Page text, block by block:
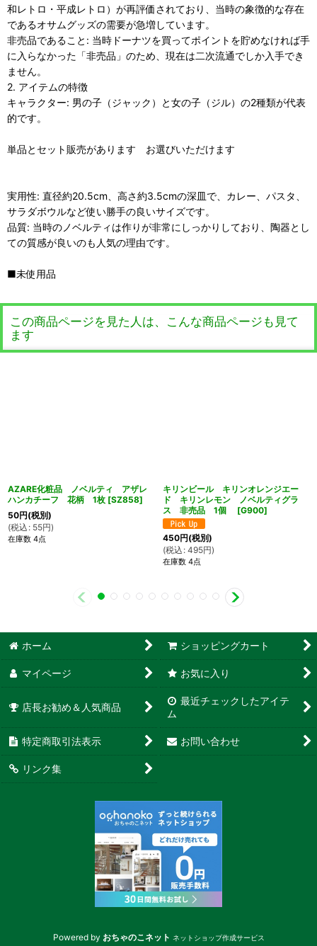
和レトロ・平成レトロ）が再評価されており、当時の象徴的な存在
であるオサムグッズの需要が急増しています。
非売品であること: 当時ドーナツを買ってポイントを貯めなければ手
に入らなかった「非売品」のため、現在は二次流通でしか入手でき
ません。
2. アイテムの特徴
キャラクター: 男の子（ジャック）と女の子（ジル）の2種類が代表
的です。
単品とセット販売があります お選びいただけます
実用性: 直径約20.5cm、高さ約3.5cmの深皿で、カレー、パスタ、
サラダボウルなど使い勝手の良いサイズです。
品質: 当時のノベルティは作りが非常にしっかりしており、陶器とし
ての質感が良いのも人気の理由です。
■未使用品
この商品ページを見た人は、こんな商品ページも見て
ます
AZARE化粧品 ノベルティ アザレ
ハンカチーフ 花柄 1枚 [SZ858]
50円(税別)
(税込 : 55円)
在庫数 4点
キリンビール キリンオレンジエー
ド キリンレモン ノベルティグラ
ス 非売品 1個
[G900]
450円(税別)
(税込 : 495円)
在庫数 4点
ホーム ショッピングカート
マイページ お気に入り
店長お勧め＆人気商品
最近チェックしたアイテ
ム
特定商取引法表示 お問い合わせ
リンク集
Powered by おちゃのこネット ネットショップ作成サービス